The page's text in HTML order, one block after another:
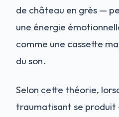
de château en grès —
une énergie
comme une cassette
du son.
Selon cette théorie,
traumatisant se